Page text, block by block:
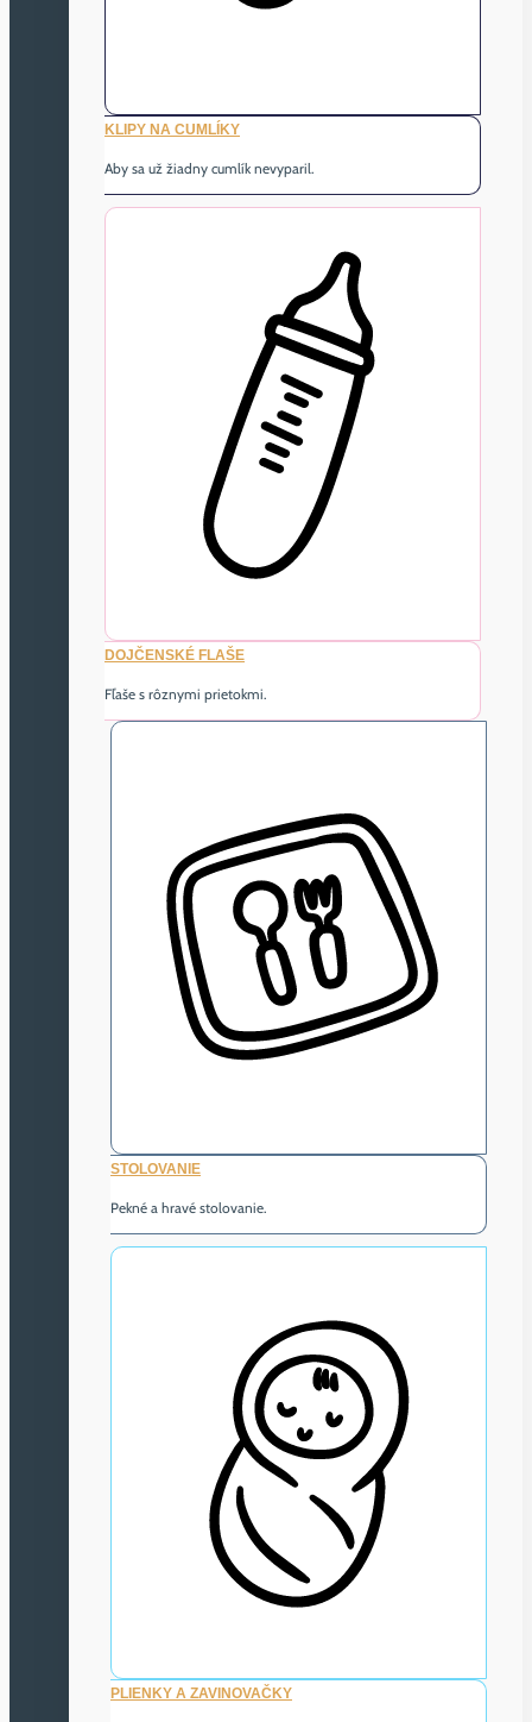
KLIPY NA CUMLÍKY
Aby sa už žiadny cumlík nevyparil.
DOJČENSKÉ FLAŠE
Fľaše s rôznymi prietokmi.
STOLOVANIE
Pekné a hravé stolovanie.
PLIENKY A ZAVINOVAČKY